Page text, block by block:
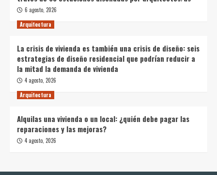
6 agosto, 2026
Arquitectura
La crisis de vivienda es también una crisis de diseño: seis
estrategias de diseño residencial que podrían reducir a
la mitad la demanda de vivienda
4 agosto, 2026
Arquitectura
Alquilas una vivienda o un local: ¿quién debe pagar las
reparaciones y las mejoras?
4 agosto, 2026